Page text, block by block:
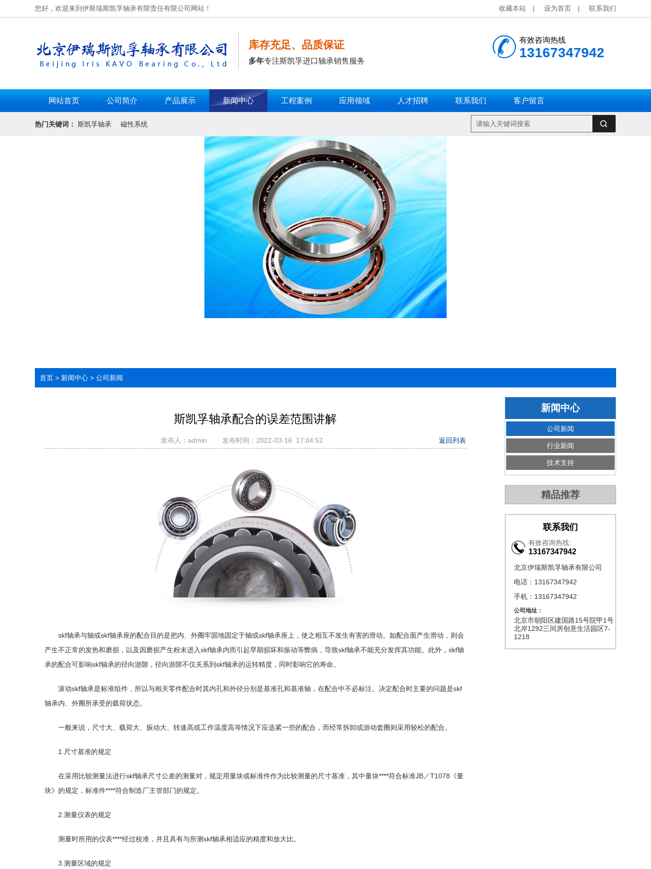
收藏本站 | 设为首页 | 联系我们
您好，欢迎来到伊斯瑞斯凯孚轴承有限责任有限公司网站！
库存充足、品质保证
多年专注斯凯孚进口轴承销售服务
有效咨询热线
13167347942
网站首页 公司简介 产品展示 新闻中心 工程案例 应用领域 人才招聘 联系我们 客户留言
热门关键词： 斯凯孚轴承 磁性系统
首页 > 新闻中心 > 公司新闻
斯凯孚轴承配合的误差范围讲解
返回列表
发布人：admin 发布时间：2022-03-16 17:04:52
skf轴承与轴或skf轴承座的配合目的是把内、外圈牢固地固定于轴或skf轴承座上，使之相互不发生有害的滑动。如配合面产生滑动，则会
产生不正常的发热和磨损，以及因磨损产生粉末进入skf轴承内而引起早期损坏和振动等弊病，导致skf轴承不能充分发挥其功能。此外，skf轴
承的配合可影响skf轴承的径向游隙，径向游隙不仅关系到skf轴承的运转精度，同时影响它的寿命。
滚动skf轴承是标准组件，所以与相关零件配合时其内孔和外径分别是基准孔和基准轴，在配合中不必标注。决定配合时主要的问题是skf
轴承内、外圈所承受的载荷状态。
一般来说，尺寸大、载荷大、振动大、转速高或工作温度高等情况下应选紧一些的配合，而经常拆卸或游动套圈则采用较松的配合。
1.尺寸基准的规定
在采用比较测量法进行skf轴承尺寸公差的测量对，规定用量块或标准件作为比较测量的尺寸基准，其中量块****符合标准JB／T1078《量
块》的规定，标准件****符合制造厂主管部门的规定。
2.测量仪表的规定
测量时所用的仪表****经过校准，并且具有与所测skf轴承相适应的精度和放大比。
3.测量区域的规定
新闻中心
公司新闻
行业新闻
技术支持
精品推荐
联系我们
有效咨询热线:
13167347942
北京伊瑞斯凯孚轴承有限公司
电话：13167347942
手机：13167347942
公司地址：
北京市朝阳区建国路15号院甲1号
北岸1292三间房创意生活园区7-
1218